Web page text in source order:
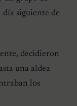
día siguiente de
decidieron
una aldea
los